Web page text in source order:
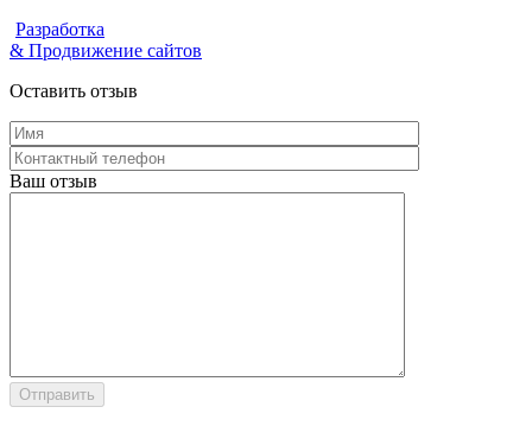
Разработка
& Продвижение сайтов
Оставить отзыв
Ваш отзыв